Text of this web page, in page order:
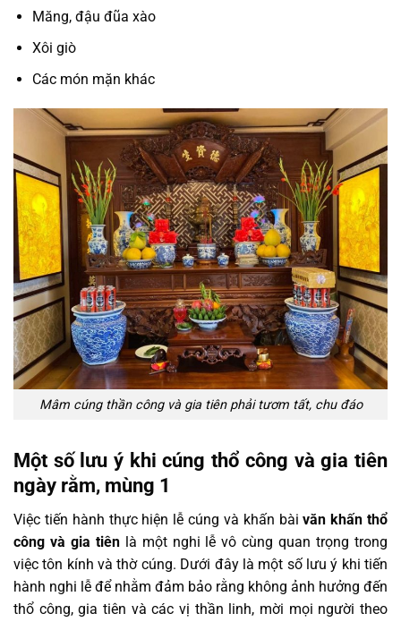
Măng, đậu đũa xào
Xôi giò
Các món mặn khác
Mâm cúng thần công và gia tiên phải tươm tất, chu đáo
Một số lưu ý khi cúng thổ công và gia tiên
ngày rằm, mùng 1
Việc tiến hành thực hiện lễ cúng và khấn bàivăn khấn thổ
công và gia tiênlà một nghi lễ vô cùng quan trọng trong
việc tôn kính và thờ cúng. Dưới đây là một số lưu ý khi tiến
hành nghi lễ để nhằm đảm bảo rằng không ảnh hưởng đến
thổ công, gia tiên và các vị thần linh, mời mọi người theo